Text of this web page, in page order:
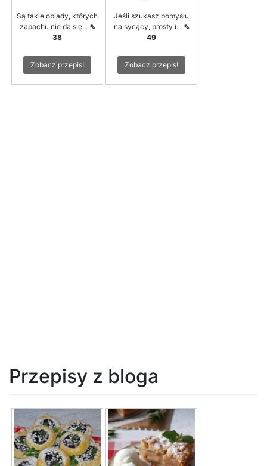
Są takie obiady, których
zapachu nie da się... ⇖
38
Zobacz przepis!
Jeśli szukasz pomysłu
na sycący, prosty i... ⇖
49
Zobacz przepis!
Przepisy z bloga